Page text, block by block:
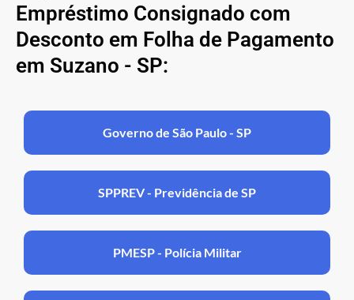
Empréstimo Consignado com
Desconto em Folha de Pagamento
em Suzano - SP:
Governo de São Paulo - SP
SPPREV - Previdência de SP
PMESP - Polícia Militar